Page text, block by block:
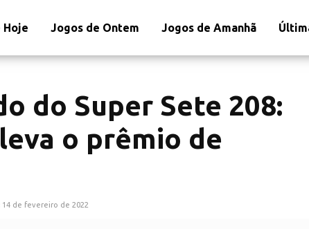
Hoje Jogos de Ontem Jogos de Amanhã
do Super Sete 208:
o prêmio de
14 de fevereiro de 2022